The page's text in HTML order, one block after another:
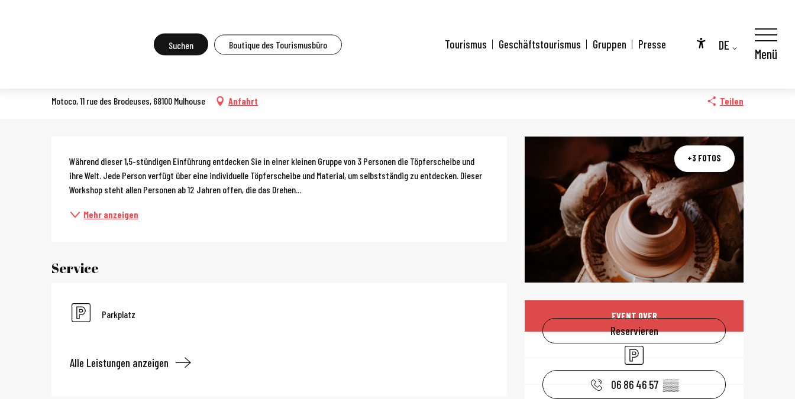
Boutique des Tourismusbüro
Accessibilité
Suche DE
Tourismus Geschäftstourismus Gruppen Presse
Menü
Workshop zur Einführung in die Töpferscheibe
Motoco, 11 rue des Brodeuses, 68100 Mulhouse Anfahrt Teilen
+3 FOTOS
Öffnungszeiten
EVENT OVER
Reservieren
Parkplatz
06 86 46 57 ▒▒
Beschreibung
Während dieser 1,5-stündigen Einführung entdecken Sie in einer kleinen Gruppe von 3 Personen die Töpferscheibe und
ihre Welt. Jede Person verfügt über eine individuelle Töpferscheibe und Material, um selbstständig zu entdecken. Dieser
Workshop steht allen Personen ab 12 Jahren offen, die das Drehen...
Mehr anzeigen
Service
Parkplatz
Alle Leistungen anzeigen